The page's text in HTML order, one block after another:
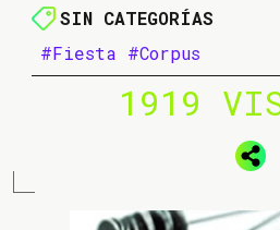
SIN CATEGORÍAS
#Fiesta #Corpus
1919